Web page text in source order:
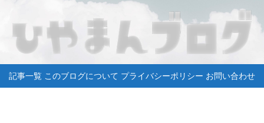
記事一覧 このブログについて プライバシーポリシー お問い合わせ